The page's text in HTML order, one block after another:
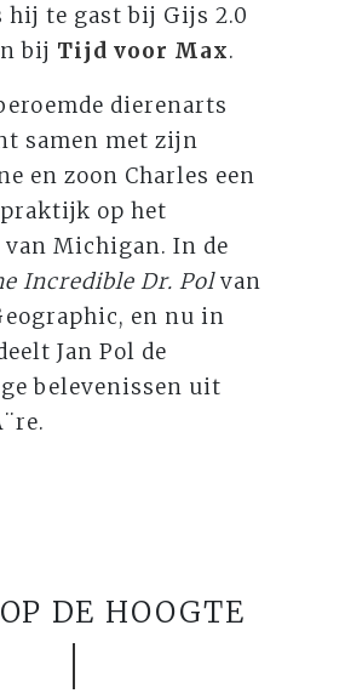
hij te gast bij Gijs 2.0
bij Tijd voor Max.
dierenarts
samen met zijn
en zoon Charles een
op het
Michigan. In de
Incredible Dr. Polvan
en nu in
Jan Pol de
belevenissen uit
DE HOOGTE